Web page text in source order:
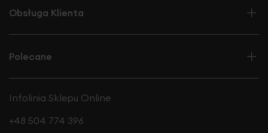
Obsługa Klienta
Polecane
Infolinia Sklepu Online
+48 504 774 396